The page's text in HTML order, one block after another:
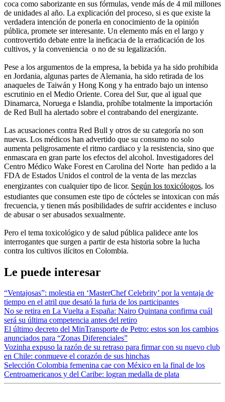
coca como saborizante en sus fórmulas, vende más de 4 mil millones
de unidades al año. La explicación del proceso, si es que existe la
verdadera intención de ponerla en conocimiento de la opinión
pública, promete ser interesante. Un elemento más en el largo y
controvertido debate entre la ineficacia de la erradicación de los
cultivos, y la conveniencia o no de su legalización.
Pese a los argumentos de la empresa, la bebida ya ha sido prohibida
en Jordania, algunas partes de Alemania, ha sido retirada de los
anaqueles de Taiwán y Hong Kong y ha entrado bajo un intenso
escrutinio en el Medio Oriente. Corea del Sur, que al igual que
Dinamarca, Noruega e Islandia, prohíbe totalmente la importación
de Red Bull ha alertado sobre el contrabando del energizante.
Las acusaciones contra Red Bull y otros de su categoría no son
nuevas. Los médicos han advertido que su consumo no solo
aumenta peligrosamente el ritmo cardiaco y la resistencia, sino que
enmascara en gran parte los efectos del alcohol. Investigadores del
Centro Médico Wake Forest en Carolina del Norte han pedido a la
FDA de Estados Unidos el control de la venta de las mezclas
energizantes con cualquier tipo de licor. Según los toxicólogos, los
estudiantes que consumen este tipo de cócteles se intoxican con más
frecuencia, y tienen más posibilidades de sufrir accidentes e incluso
de abusar o ser abusados sexualmente.
Pero el tema toxicológico y de salud pública palidece ante los
interrogantes que surgen a partir de esta historia sobre la lucha
contra los cultivos ilícitos en Colombia.
Le puede interesar
“Ventajosas”: molestia en ‘MasterChef Celebrity’ por la ventaja de
tiempo en el atril que desató la furia de los participantes
No se retira en La Vuelta a España: Nairo Quintana confirma cuál
será su última competencia antes del retiro
El último decreto del MinTransporte de Petro: estos son los cambios
anunciados para “Zonas Diferenciales”
Vozinha expuso la razón de su retraso para firmar con su nuevo club
en Chile: conmueve el corazón de sus hinchas
Selección Colombia femenina cae con México en la final de los
Centroamericanos y del Caribe: logran medalla de plata